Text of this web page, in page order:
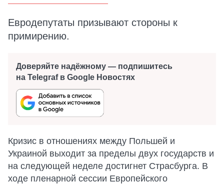
Евродепутаты призывают стороны к
примирению.
Доверяйте надёжному — подпишитесь
на Telegraf в Google Новостях
Кризис в отношениях между Польшей и
Украиной выходит за пределы двух государств и
на следующей неделе достигнет Страсбурга. В
ходе пленарной сессии Европейского